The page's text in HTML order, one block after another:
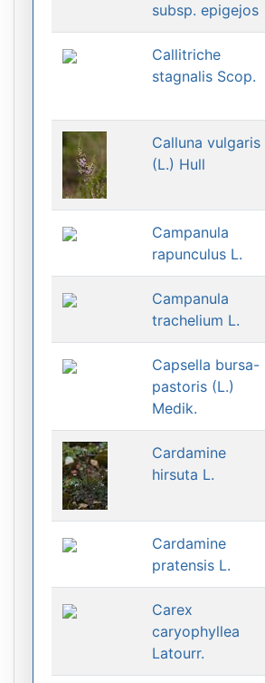
subsp. epigejos
Callitriche
stagnalis Scop.
Calluna vulgaris
(L.) Hull
Campanula
rapunculus L.
Campanula
trachelium L.
Capsella bursa-
pastoris (L.)
Medik.
Cardamine
hirsuta L.
Cardamine
pratensis L.
Carex
caryophyllea
Latourr.